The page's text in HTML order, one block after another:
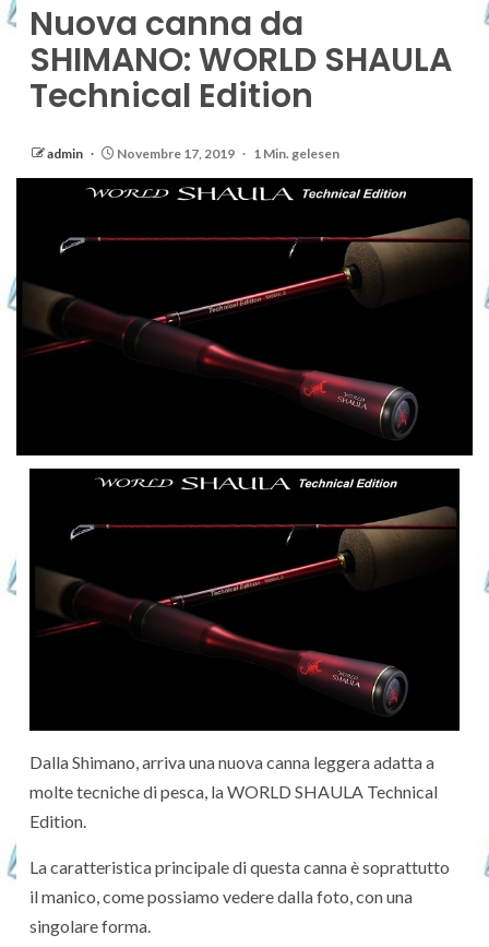
Nuova canna da
SHIMANO: WORLD SHAULA
Technical Edition
admin Novembre 17, 2019 1 Min. gelesen
Dalla Shimano, arriva una nuova canna leggera adatta a
molte tecniche di pesca, la WORLD SHAULA Technical
Edition.
La caratteristica principale di questa canna è soprattutto
il manico, come possiamo vedere dalla foto, con una
singolare forma.